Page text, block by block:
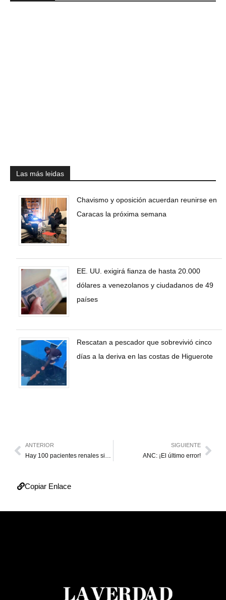
Las más leidas
Chavismo y oposición acuerdan reunirse en
Caracas la próxima semana
EE. UU. exigirá fianza de hasta 20.000
dólares a venezolanos y ciudadanos de 49
países
Rescatan a pescador que sobrevivió cinco
días a la deriva en las costas de Higuerote
ANTERIOR
Hay 100 pacientes renales sin tratamientos antirechazo
SIGUIENTE
ANC: ¡El último error!
Copiar Enlace